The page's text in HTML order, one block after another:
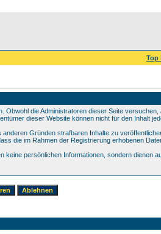
Top
die Administratoren dieser Seite
dieser Website können nicht für den Inhalt
Gründen strafbaren Inhalte zu
die im Rahmen der Registrierung erhobenen
persönlichen Informationen, sondern dienen